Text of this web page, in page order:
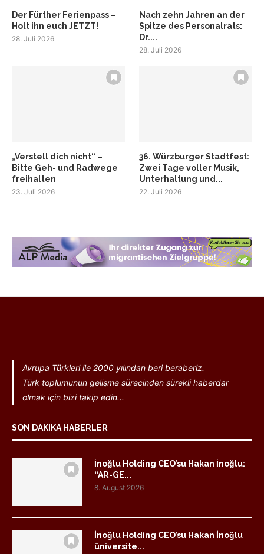
Der Fürther Ferienpass –
Holt ihn euch JETZT!
28. Juli 2026
Nach zehn Jahren an der
Spitze des Personalrats:
Dr....
28. Juli 2026
„Verstell dich nicht“ –
Bitte Geh- und Radwege
freihalten
23. Juli 2026
36. Würzburger Stadtfest:
Zwei Tage voller Musik,
Unterhaltung und...
22. Juli 2026
Avrupa Türkleri ile 2000 yılından beri beraberiz.
Türk toplumunun gelişme sürecinden sürekli haberdar
olmak için bizi takip edin...
SON DAKIKA HABERLER
İnoğlu Holding CEO’su Hakan İnoğlu:
“AR-GE...
8. August 2026
İnoğlu Holding CEO’su Hakan İnoğlu
üniversite...